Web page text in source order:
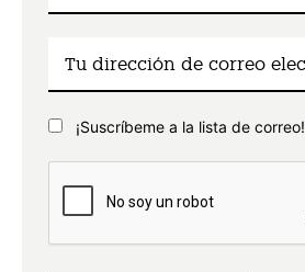
¡Suscríbeme a la lista de correo!